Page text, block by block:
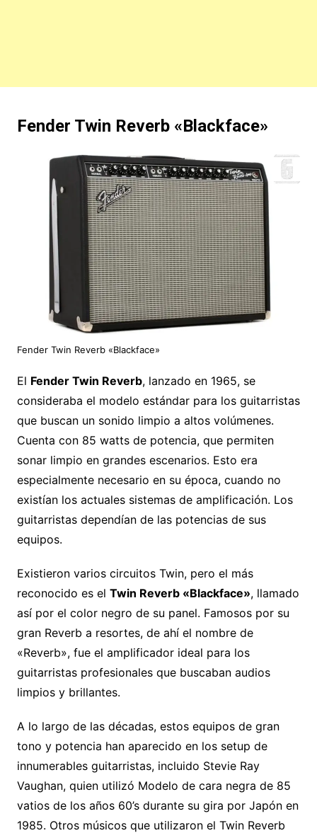
Fender Twin Reverb «Blackface»
Fender Twin Reverb «Blackface»
El Fender Twin Reverb, lanzado en 1965, se
consideraba el modelo estándar para los guitarristas
que buscan un sonido limpio a altos volúmenes.
Cuenta con 85 watts de potencia, que permiten
sonar limpio en grandes escenarios. Esto era
especialmente necesario en su época, cuando no
existían los actuales sistemas de amplificación. Los
guitarristas dependían de las potencias de sus
equipos.
Existieron varios circuitos Twin, pero el más
reconocido es el Twin Reverb «Blackface», llamado
así por el color negro de su panel. Famosos por su
gran Reverb a resortes, de ahí el nombre de
«Reverb», fue el amplificador ideal para los
guitarristas profesionales que buscaban audios
limpios y brillantes.
A lo largo de las décadas, estos equipos de gran
tono y potencia han aparecido en los setup de
innumerables guitarristas, incluido Stevie Ray
Vaughan, quien utilizó Modelo de cara negra de 85
vatios de los años 60’s durante su gira por Japón en
1985. Otros músicos que utilizaron el Twin Reverb